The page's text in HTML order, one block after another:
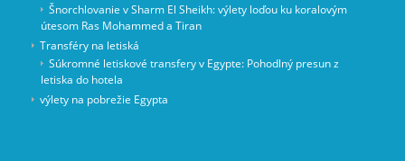
Šnorchlovanie v Sharm El Sheikh: výlety loďou ku koralovým
útesom Ras Mohammed a Tiran
Transféry na letiská
Súkromné letiskové transfery v Egypte: Pohodlný presun z
letiska do hotela
výlety na pobrežie Egypta